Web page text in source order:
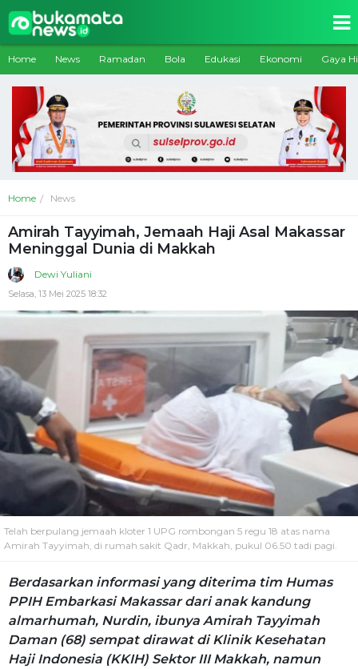
Home News Ramadan Bola Edukasi Ekonomi Gaya
Home News
Amirah Tayyimah, Jemaah Haji Asal Makassar
Meninggal Dunia di Makkah
Dewi Yuliani
Selasa, 13 Mei 2025 18:32
Telah berpulang jemaah kloter 1 UPG rombongan 5 regu 18 atas nama
Amirah Tayyimah, di rumah sakit Qadr, Makkah, pukul 06.50 tadi pagi.
Berdasarkan informasi yang diterima tim Humas
PPIH Embarkasi Makassar dari anak kandung
almarhumah, Nurdin, ibunya Amirah Tayyimah
Daman (68) sempat dirawat di Klinik Kesehatan
Haji Indonesia (KKIH) Sektor III Makkah, namun